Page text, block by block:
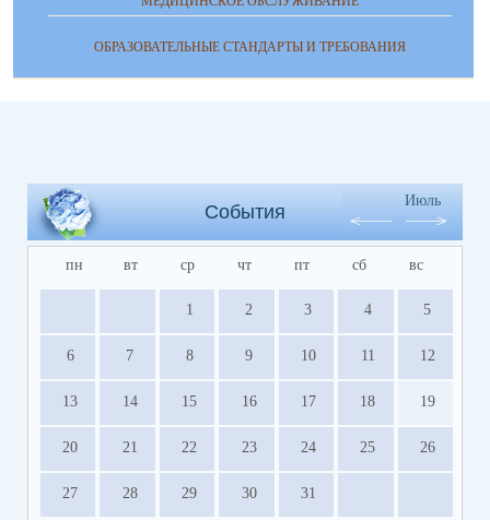
ОБРАЗОВАТЕЛЬНЫЕ СТАНДАРТЫ И ТРЕБОВАНИЯ
События
Июль
пн вт ср чт пт сб вс
1 2 3 4 5
6 7 8 9 10 11 12
13 14 15 16 17 18 19
20 21 22 23 24 25 26
27 28 29 30 31